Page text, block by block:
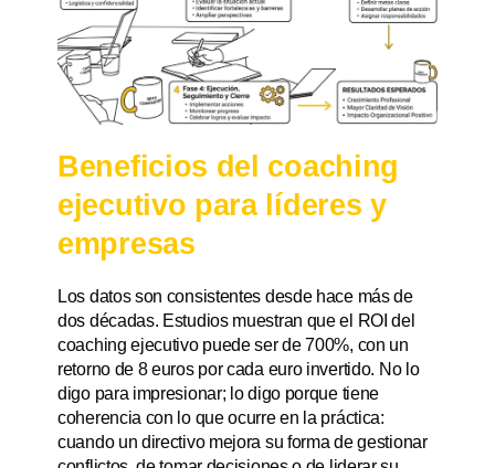
Beneficios del coaching
ejecutivo para líderes y
empresas
Los datos son consistentes desde hace más de
dos décadas. Estudios muestran que el ROI del
coaching ejecutivo puede ser de 700%, con un
retorno de 8 euros por cada euro invertido. No lo
digo para impresionar; lo digo porque tiene
coherencia con lo que ocurre en la práctica:
cuando un directivo mejora su forma de gestionar